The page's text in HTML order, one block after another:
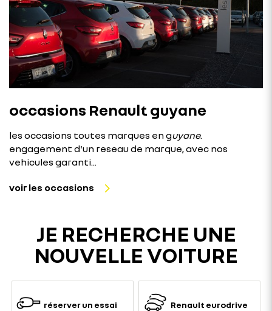
occasions Renault guyane
les occasions toutes marques en guyane.
engagement d'un reseau de marque, avec nos
vehicules garanti...
voir les occasions
JE RECHERCHE UNE
NOUVELLE VOITURE
réserver un essai Renault eurodrive